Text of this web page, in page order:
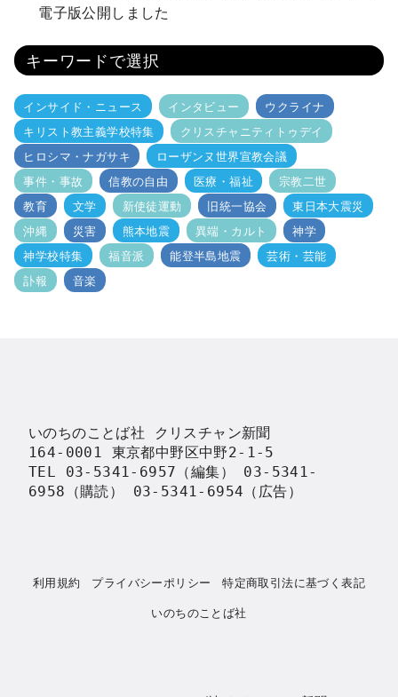
電子版公開しました
キーワードで選択
インサイド・ニュース インタビュー
ウクライナ
キリスト教主義学校特集
クリスチャニティトゥデイ
ヒロシマ・ナガサキ
ローザンヌ世界宣教会議
事件・事故
信教の自由 医療・福祉
宗教二世
教育
文学 新使徒運動 旧統一協会
東日本大震災
沖縄
災害 熊本地震 異端・カルト
神学
神学校特集
福音派 能登半島地震
芸術・芸能
訃報
音楽
いのちのことば社 クリスチャン新聞
164-0001 東京都中野区中野2-1-5
TEL 03-5341-6957（編集） 03-5341-
6958（購読） 03-5341-6954（広告）
利用規約 プライバシーポリシー
特定商取引法に基づく表記
いのちのことば社